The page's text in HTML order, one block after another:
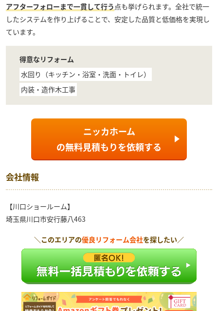
アフターフォローまで一貫して行う点も挙げられます。全社で統一
したシステムを作り上げることで、安定した品質と低価格を実現し
ています。
得意なリフォーム
水回り（キッチン・浴室・洗面・トイレ）
内装・造作木工事
ニッカホーム
の無料見積もりを依頼する
会社情報
【川口ショールーム】
埼玉県川口市安行藤八463
＼このエリアの優良リフォーム会社を探したい／